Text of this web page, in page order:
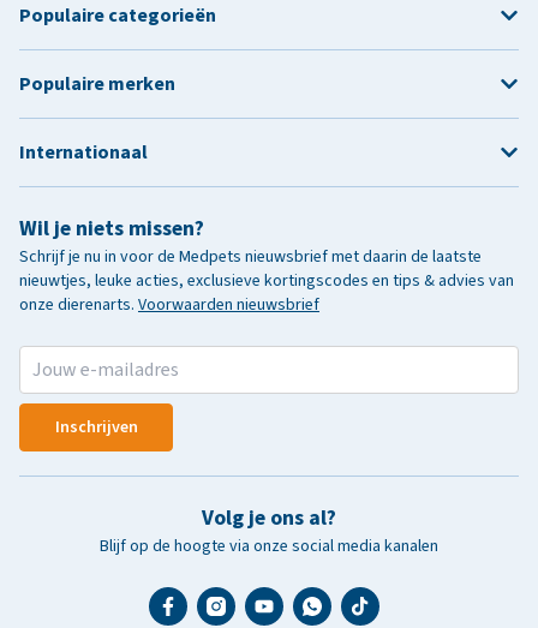
Wil je niets missen?
Schrijf je nu in voor de Medpets nieuwsbrief met daarin de laatste
nieuwtjes, leuke acties, exclusieve kortingscodes en tips & advies van
onze dierenarts. Voorwaarden nieuwsbrief
Inschrijven
Volg je ons al?
Blijf op de hoogte via onze social media kanalen
Populaire categorieën
Populaire merken
Internationaal